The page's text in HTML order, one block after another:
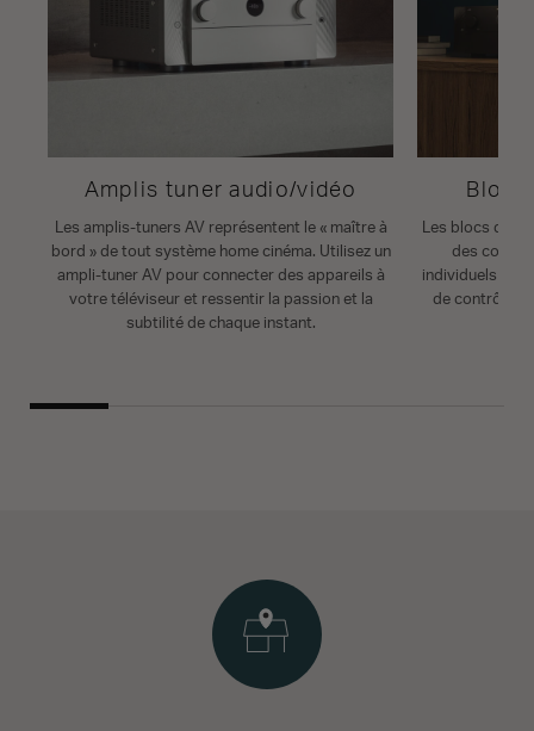
Amplis tuner audio/vidéo
Les amplis-tuners AV représentent le « maître à
bord » de tout système home cinéma. Utilisez un
ampli-tuner AV pour connecter des appareils à
votre téléviseur et ressentir la passion et la
subtilité de chaque instant.
Blocs
Les blocs de
des
individuels
de contrôle et